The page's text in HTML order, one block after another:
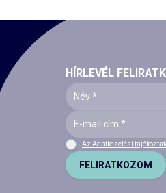
HÍRLEVÉL
Az Adatkezelési
FELIRATKOZOM